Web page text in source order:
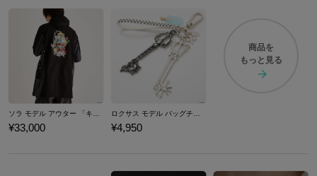
¥33,000 ¥4,950
商品を
もっと見る